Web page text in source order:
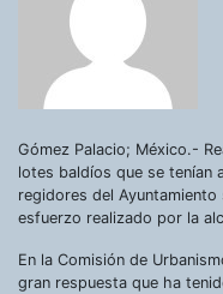
Gómez Palacio; México.-
lotes baldíos que se tenían
regidores del
esfuerzo realizado por la
En la Comisión de
gran respuesta que ha